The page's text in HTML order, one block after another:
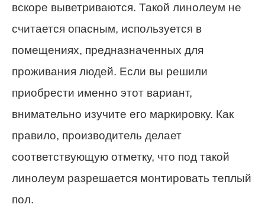
вскоре выветриваются. Такой линолеум не
считается опасным, используется в
помещениях, предназначенных для
проживания людей. Если вы решили
приобрести именно этот вариант,
внимательно изучите его маркировку. Как
правило, производитель делает
соответствующую отметку, что под такой
линолеум разрешается монтировать теплый
пол.